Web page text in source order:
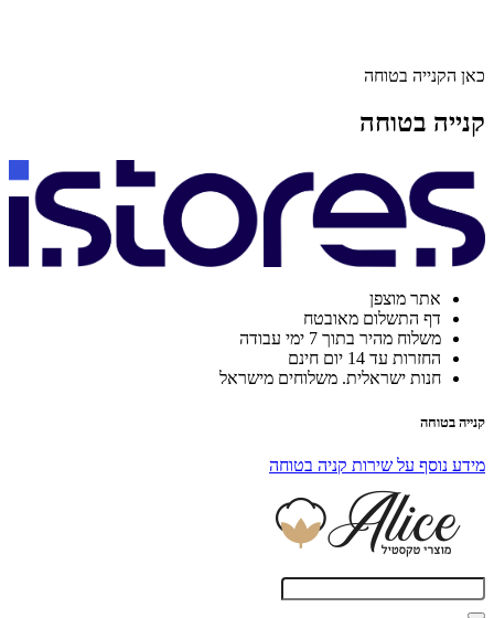
כאן הקנייה בטוחה
קנייה בטוחה
אתר מוצפן
דף התשלום מאובטח
משלוח מהיר בתוך 7 ימי עבודה
החזרות עד 14 יום חינם
חנות ישראלית. משלוחים מישראל
קנייה בטוחה
מידע נוסף על שירות קניה בטוחה